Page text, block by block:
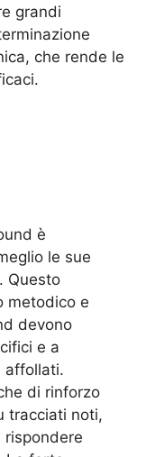
grandi
che rende le
è
le sue
Questo
metodico e
devono
e a
affollati.
di rinforzo
tracciati noti,
rispondere